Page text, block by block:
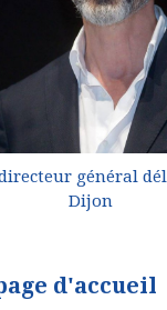
général
Dijon
d'accueil